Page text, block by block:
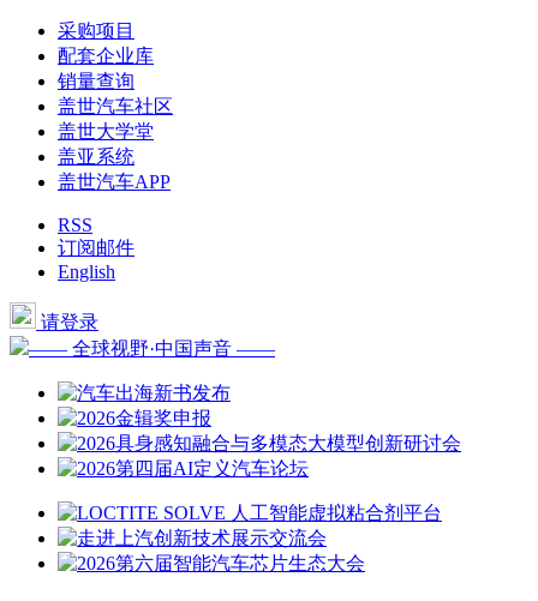
采购项目
配套企业库
销量查询
盖世汽车社区
盖世大学堂
盖亚系统
盖世汽车APP
RSS
订阅邮件
English
请登录
—— 全球视野·中国声音 ——